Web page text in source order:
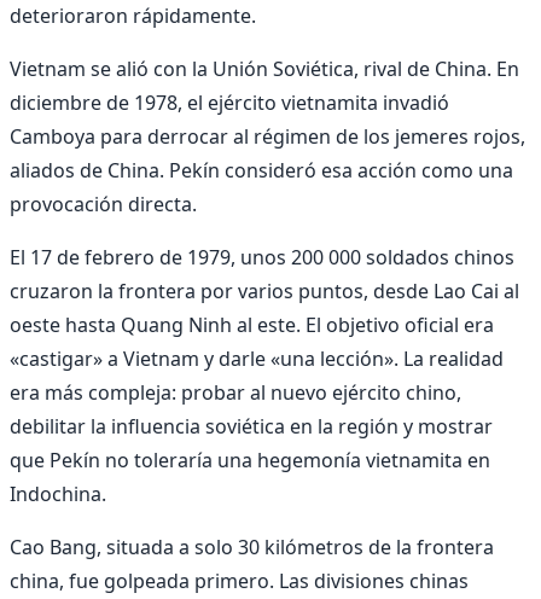
deterioraron rápidamente.
Vietnam se alió con la Unión Soviética, rival de China. En
diciembre de 1978, el ejército vietnamita invadió
Camboya para derrocar al régimen de los jemeres rojos,
aliados de China. Pekín consideró esa acción como una
provocación directa.
El 17 de febrero de 1979, unos 200 000 soldados chinos
cruzaron la frontera por varios puntos, desde Lao Cai al
oeste hasta Quang Ninh al este. El objetivo oficial era
«castigar» a Vietnam y darle «una lección». La realidad
era más compleja: probar al nuevo ejército chino,
debilitar la influencia soviética en la región y mostrar
que Pekín no toleraría una hegemonía vietnamita en
Indochina.
Cao Bang, situada a solo 30 kilómetros de la frontera
china, fue golpeada primero. Las divisiones chinas